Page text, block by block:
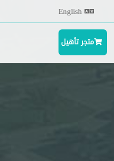
متجر تأهيل